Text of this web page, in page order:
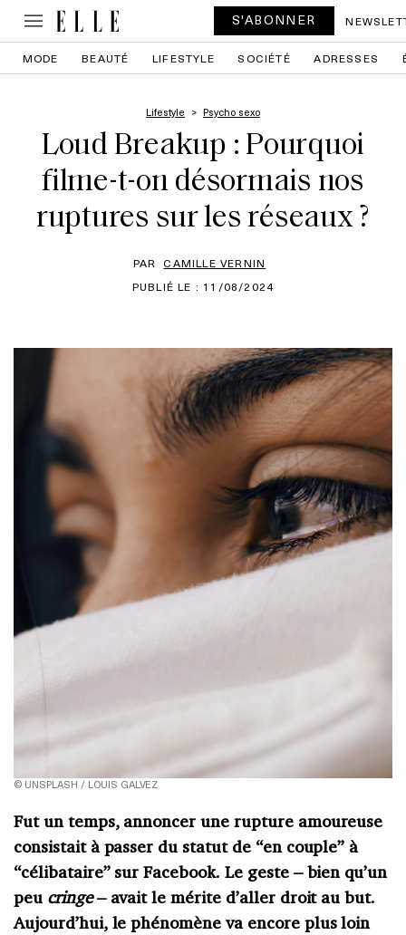
S'ABONNER
MODE BEAUTÉ LIFESTYLE SOCIÉTÉ ADRESSES
Lifestyle Psycho sexo
Loud Breakup : Pourquoi
filme-t-on désormais nos
ruptures sur les réseaux ?
PAR CAMILLE VERNIN
PUBLIÉ LE : 11/08/2024
© UNSPLASH / LOUIS GALVEZ
Fut un temps, annoncer une rupture amoureuse
consistait à passer du statut de “en couple” à
“célibataire” sur Facebook. Le geste – bien qu’un
peu cringe– avait le mérite d’aller droit au but.
Aujourd’hui, le phénomène va encore plus loin